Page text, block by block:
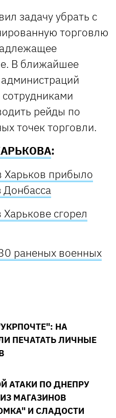
задачу убрать с
торговлю
В ближайшее
рейды по
точек торговли.
:
прибыло
Донбасса
сгорел
раненых военных
НА
ПЕЧАТАТЬ ЛИЧНЫЕ
АТАКИ ПО ДНЕПРУ
МАГАЗИНОВ
И СЛАДОСТИ